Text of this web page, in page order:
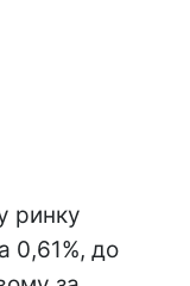
ринку
0,61%, до